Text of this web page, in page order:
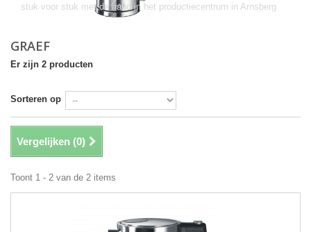
stuk voor stuk met de hand in het productiecentrum in Arnsberg
GRAEF
Er zijn 2 producten
Sorteren op
Vergelijken (0)
Toont 1 - 2 van de 2 items